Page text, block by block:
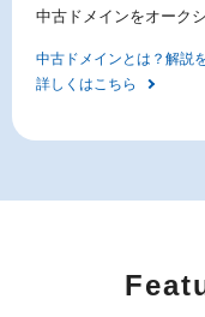
中古ドメインをオーク
中古ドメインとは？解説
詳しくはこちら